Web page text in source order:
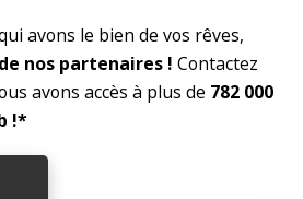
avons le bien de vos rêves,
nos partenaires ! Contactez
avons accès à plus de 782 000
!*